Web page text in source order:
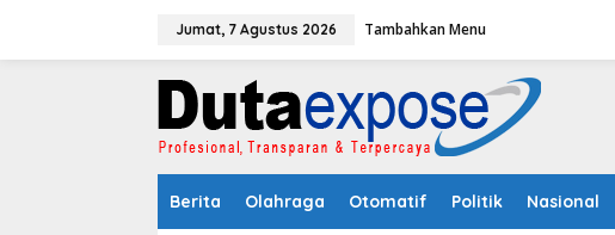
Jumat, 7 Agustus 2026 Tambahkan Menu
Berita Olahraga Otomatif Politik Nasional